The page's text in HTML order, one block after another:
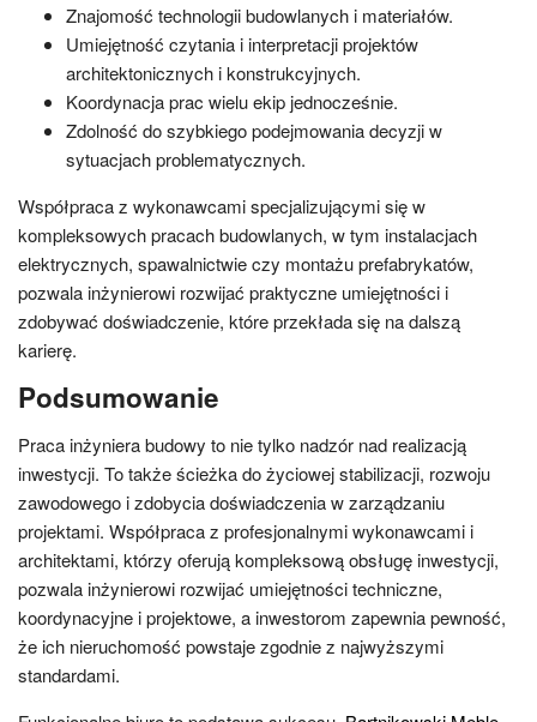
Znajomość technologii budowlanych i materiałów.
Umiejętność czytania i interpretacji projektów
architektonicznych i konstrukcyjnych.
Koordynacja prac wielu ekip jednocześnie.
Zdolność do szybkiego podejmowania decyzji w
sytuacjach problematycznych.
Współpraca z wykonawcami specjalizującymi się w
kompleksowych pracach budowlanych, w tym instalacjach
elektrycznych, spawalnictwie czy montażu prefabrykatów,
pozwala inżynierowi rozwijać praktyczne umiejętności i
zdobywać doświadczenie, które przekłada się na dalszą
karierę.
Podsumowanie
Praca inżyniera budowy to nie tylko nadzór nad realizacją
inwestycji. To także ścieżka do życiowej stabilizacji, rozwoju
zawodowego i zdobycia doświadczenia w zarządzaniu
projektami. Współpraca z profesjonalnymi wykonawcami i
architektami, którzy oferują kompleksową obsługę inwestycji,
pozwala inżynierowi rozwijać umiejętności techniczne,
koordynacyjne i projektowe, a inwestorom zapewnia pewność,
że ich nieruchomość powstaje zgodnie z najwyższymi
standardami.